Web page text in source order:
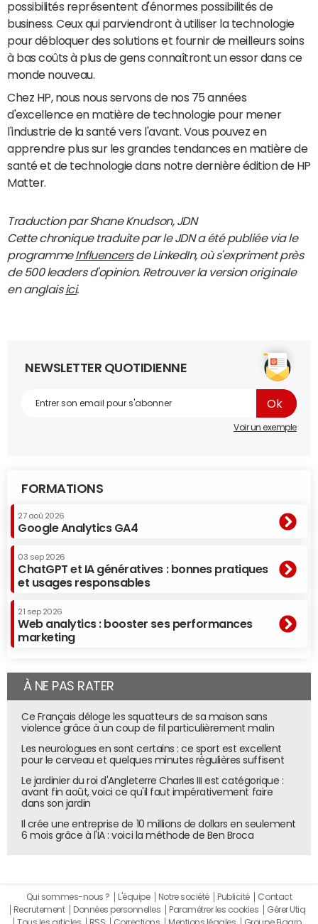
possibilités représentent d'énormes possibilités de
business. Ceux qui parviendront à utiliser la technologie
pour débloquer des solutions et fournir de meilleurs soins
à bas coûts à plus de gens connaîtront un essor dans ce
monde nouveau.
Chez HP, nous nous servons de nos 75 années
d'excellence en matière de technologie pour mener
l'industrie de la santé vers l'avant. Vous pouvez en
apprendre plus sur les grandes tendances en matière de
santé et de technologie dans notre dernière édition de HP
Matter.
Traduction par Shane Knudson, JDN
Cette chronique traduite par le JDN a été publiée via le
programmeInfluencersde LinkedIn, où s'expriment près
de 500 leaders d'opinion. Retrouver la version originale
en anglaisici.
NEWSLETTER QUOTIDIENNE
Voir un exemple
FORMATIONS
27 aoû 2026
Google Analytics GA4
03 sep 2026
ChatGPT et IA génératives : bonnes pratiques
et usages responsables
21 sep 2026
Web analytics : booster ses performances
marketing
À NE PAS RATER
Ce Français déloge les squatteurs de sa maison sans
violence grâce à un coup de fil particulièrement malin
Les neurologues en sont certains : ce sport est excellent
pour le cerveau et quelques minutes régulières suffisent
Le jardinier du roi d'Angleterre Charles III est catégorique :
avant fin août, voici ce qu'il faut impérativement faire
dans son jardin
Il crée une entreprise de 10 millions de dollars en seulement
6 mois grâce à l'IA : voici la méthode de Ben Broca
Qui sommes-nous ? L'équipe Notre société Publicité
Contact
Recrutement
Données personnelles Paramétrer les cookies
Gérer Utiq